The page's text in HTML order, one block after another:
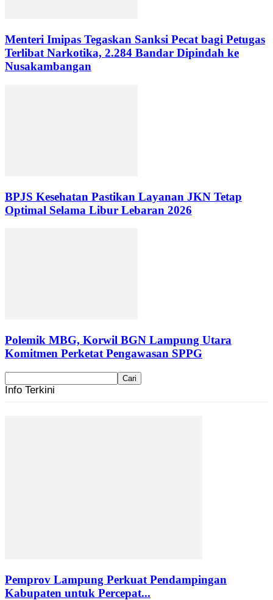
Menteri Imipas Tegaskan Sanksi Pecat bagi Petugas
Terlibat Narkotika, 2.284 Bandar Dipindah ke
Nusakambangan
BPJS Kesehatan Pastikan Layanan JKN Tetap
Optimal Selama Libur Lebaran 2026
Polemik MBG, Korwil BGN Lampung Utara
Komitmen Perketat Pengawasan SPPG
Info Terkini
Pemprov Lampung Perkuat Pendampingan
Kabupaten untuk Percepat...